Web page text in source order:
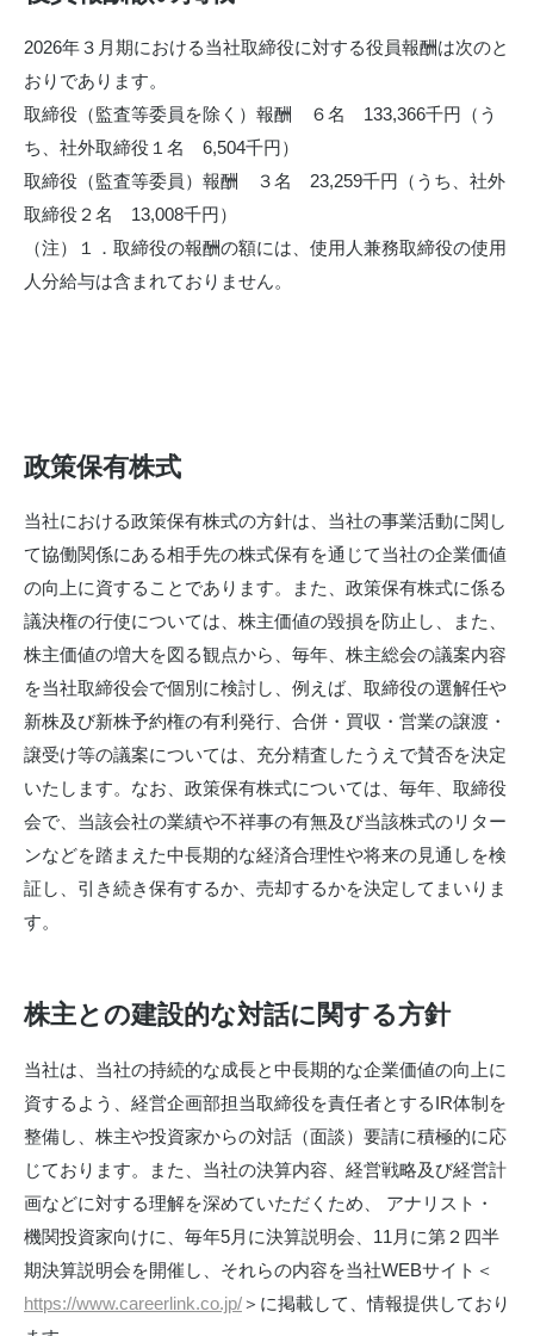
2026年３月期における当社取締役に対する役員報酬は次のと
おりであります。
取締役（監査等委員を除く）報酬 ６名 133,366千円（う
ち、社外取締役１名 6,504千円）
取締役（監査等委員）報酬 ３名 23,259千円（うち、社外
取締役２名 13,008千円）
（注）１．取締役の報酬の額には、使用人兼務取締役の使用
人分給与は含まれておりません。
政策保有株式
当社における政策保有株式の方針は、当社の事業活動に関し
て協働関係にある相手先の株式保有を通じて当社の企業価値
の向上に資することであります。また、政策保有株式に係る
議決権の行使については、株主価値の毀損を防止し、また、
株主価値の増大を図る観点から、毎年、株主総会の議案内容
を当社取締役会で個別に検討し、例えば、取締役の選解任や
新株及び新株予約権の有利発行、合併・買収・営業の譲渡・
譲受け等の議案については、充分精査したうえで賛否を決定
いたします。なお、政策保有株式については、毎年、取締役
会で、当該会社の業績や不祥事の有無及び当該株式のリター
ンなどを踏まえた中長期的な経済合理性や将来の見通しを検
証し、引き続き保有するか、売却するかを決定してまいりま
す。
株主との建設的な対話に関する方針
当社は、当社の持続的な成長と中長期的な企業価値の向上に
資するよう、経営企画部担当取締役を責任者とするIR体制を
整備し、株主や投資家からの対話（面談）要請に積極的に応
じております。また、当社の決算内容、経営戦略及び経営計
画などに対する理解を深めていただくため、 アナリスト・
機関投資家向けに、毎年5月に決算説明会、11月に第２四半
期決算説明会を開催し、それらの内容を当社WEBサイト＜
https://www.careerlink.co.jp/＞に掲載して、情報提供しており